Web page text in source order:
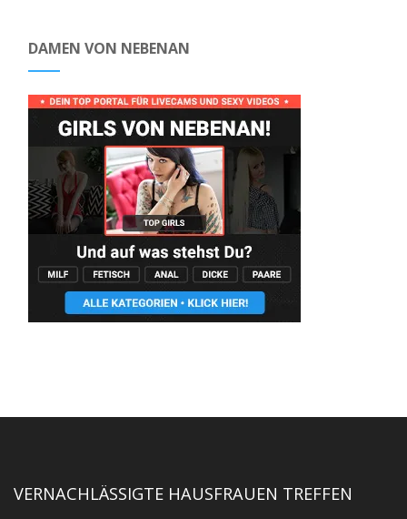
DAMEN VON NEBENAN
VERNACHLÄSSIGTE HAUSFRAUEN TREFFEN